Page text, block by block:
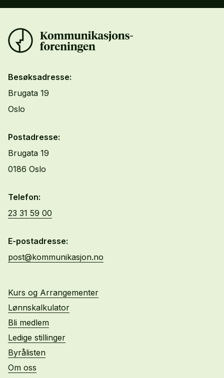
Besøksadresse:
Brugata 19
Oslo
Postadresse:
Brugata 19
0186 Oslo
Telefon:
23 31 59 00
E-postadresse:
post@kommunikasjon.no
Kurs og Arrangementer
Lønnskalkulator
Bli medlem
Ledige stillinger
Byrålisten
Om oss